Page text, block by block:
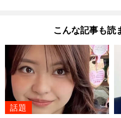
こんな記事も読
話題